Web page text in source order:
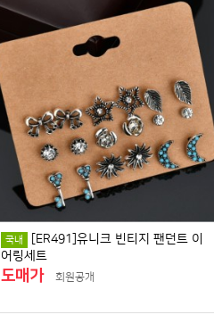
국내
[ER491]유니크 빈티지 팬던트 이
어링세트
도매가 회원공개